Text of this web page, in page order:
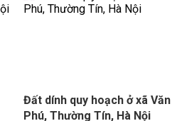
Đất dính quy hoạch ở xã Văn
Phú, Thường Tín, Hà Nội